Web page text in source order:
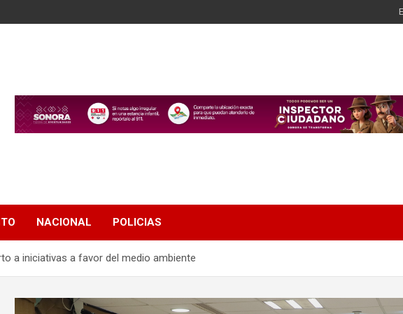
NACIONAL POLICIAS
a iniciativas a favor del medio ambiente